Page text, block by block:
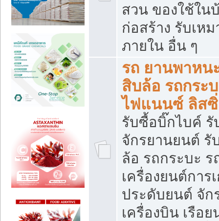
สวน ของใช้ใน
ก่อสร้าง รับเห
ภายใน อื่น ๆ
รถ ยานพาหน
สิบล้อ รถกระ
ไฟแนนซ์ ลิส
รับซื้อบิ๊กไบค์
จักรยานยนต์ รั
ล้อ รถกระบะ
เครื่องยนต์การ
ประดับยนต์ จัก
เครื่องบิน เรือ